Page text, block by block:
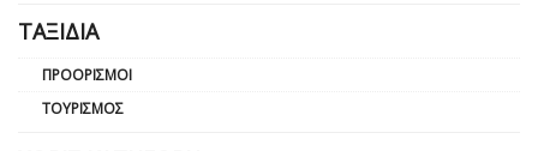
ΤΑΞΊΔΙΑ
ΠΡΟΟΡΙΣΜΟΊ
ΤΟΥΡΙΣΜΌΣ